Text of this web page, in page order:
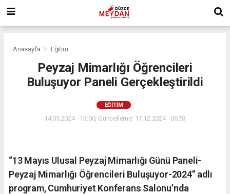
Anasayfa Eğitim
Peyzaj Mimarlığı Öğrencileri
Buluşuyor Paneli Gerçekleştirildi
EĞITIM
14.05.2024 - 13:00, Güncelleme: 17.12.2024 - 06:53
“13 Mayıs Ulusal Peyzaj Mimarlığı Günü Paneli-
Peyzaj Mimarlığı Öğrencileri Buluşuyor-2024” adlı
program, Cumhuriyet Konferans Salonu’nda